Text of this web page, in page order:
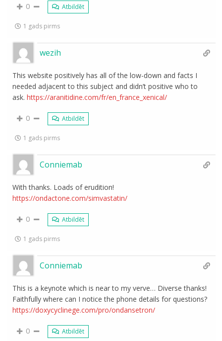
0 Atbildēt
1 gads pirms
wezih
This website positively has all of the low-down and facts I
needed adjacent to this subject and didn’t positive who to
ask.https://aranitidine.com/fr/en_france_xenical/
0 Atbildēt
1 gads pirms
Conniemab
With thanks. Loads of erudition!
https://ondactone.com/simvastatin/
0 Atbildēt
1 gads pirms
Conniemab
This is a keynote which is near to my verve… Diverse thanks!
Faithfully where can I notice the phone details for questions?
https://doxycyclinege.com/pro/ondansetron/
0 Atbildēt